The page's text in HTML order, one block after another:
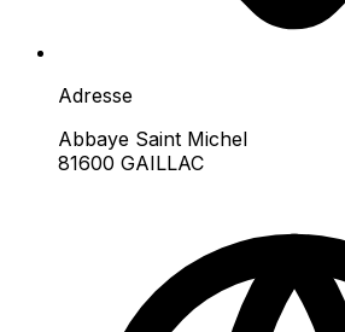
Adresse
Abbaye Saint Michel
81600 GAILLAC